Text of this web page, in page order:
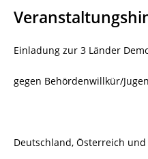
Einladung zur 3 Länder
gegen Behördenwillkür/
Deutschland, Österreich und